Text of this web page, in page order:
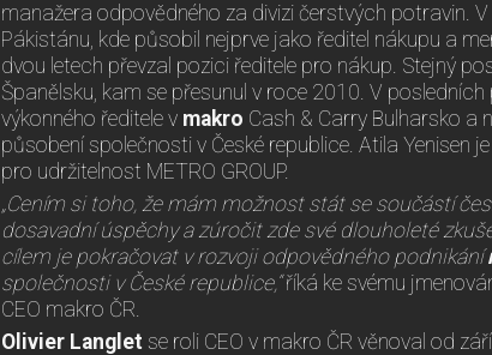
manažera odpovědného za divizi čerstvých potravin.
Pákistánu, kde působil nejprve jako ředitel nákupu a
dvou letech převzal pozici ředitele pro nákup. Stejný
Španělsku, kam se přesunul v roce 2010. V
výkonného ředitele v makro Cash & Carry Bulharsko a
působení společnosti v České republice. Atila Yenisen
pro udržitelnost METRO GROUP.
„Cením si toho, že mám možnost stát se součástí
dosavadní úspěchy a zúročit zde své dlouholeté
cílem je pokračovat v rozvoji odpovědného podnikání
společnosti v České republice,“říká ke svému
CEO makro ČR.
Olivier Langlet se roli CEO v makro ČR věnoval od